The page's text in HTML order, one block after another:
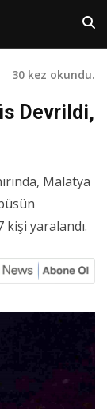
30 kez okundu.
Devrildi,
Malatya
yaralandı.